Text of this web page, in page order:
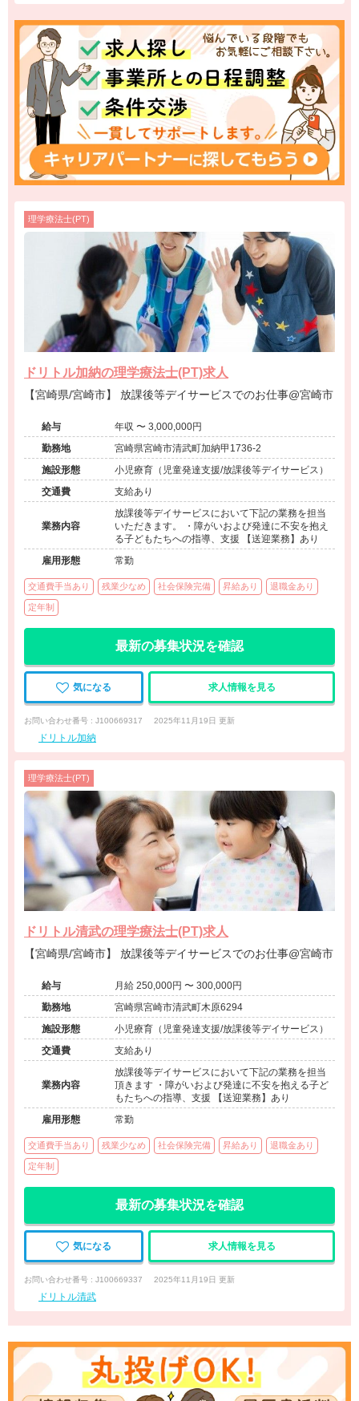
理学療法士(PT)
ドリトル加納の理学療法士(PT)求人
【宮崎県/宮崎市】 放課後等デイサービスでのお仕事@宮崎市
給与
年収 〜 3,000,000円
勤務地
宮崎県宮崎市清武町加納甲1736-2
施設形態
小児療育（児童発達支援/放課後等デイサービス）
交通費
支給あり
業務内容
放課後等デイサービスにおいて下記の業務を担当
いただきます。 ・障がいおよび発達に不安を抱え
る子どもたちへの指導、支援 【送迎業務】あり
雇用形態
常勤
交通費手当あり 残業少なめ 社会保険完備 昇給あり 退職金あり
定年制
最新の募集状況を確認
気になる 求人情報を見る
お問い合わせ番号 : J100669317 2025年11月19日 更新
ドリトル加納
理学療法士(PT)
ドリトル清武の理学療法士(PT)求人
【宮崎県/宮崎市】 放課後等デイサービスでのお仕事@宮崎市
給与
月給 250,000円 〜 300,000円
勤務地
宮崎県宮崎市清武町木原6294
施設形態
小児療育（児童発達支援/放課後等デイサービス）
交通費
支給あり
業務内容
放課後等デイサービスにおいて下記の業務を担当
頂きます ・障がいおよび発達に不安を抱える子ど
もたちへの指導、支援 【送迎業務】あり
雇用形態
常勤
交通費手当あり 残業少なめ 社会保険完備 昇給あり 退職金あり
定年制
最新の募集状況を確認
気になる 求人情報を見る
お問い合わせ番号 : J100669337 2025年11月19日 更新
ドリトル清武